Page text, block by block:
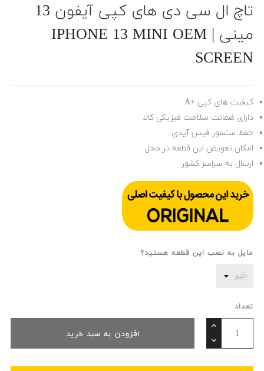
تاچ ال سی دی های کپی آیفون 13
مینی |‌ IPHONE 13 MINI OEM
SCREEN
کیفیت های کپی +A
دارای ضمانت سلامت فیزیکی کالا
حفظ سنسور فیس آیدی
امکان تعویض این قطعه در محل
ارسال به سراسر کشور
مایل به نصب این قطعه هستید؟
تعداد
افزودن به سبد خرید